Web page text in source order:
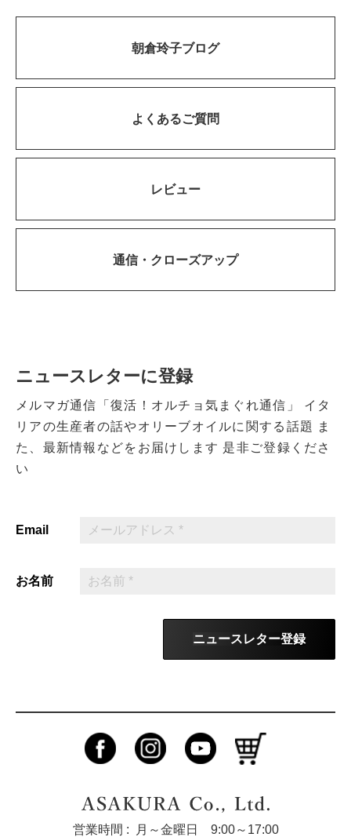
朝倉玲子ブログ
よくあるご質問
レビュー
通信・ クローズアップ
ニュースレターに登録
メルマガ通信「復活！オルチョ気まぐれ通信」
イタ
リアの生産者の話やオリーブオイルに関する話題
ま
た、最新情報などをお届けします 是非ご登録くださ
い
Email
お名前
ニュースレター登録
営業時間 : 月～金曜日 9:00～17:00